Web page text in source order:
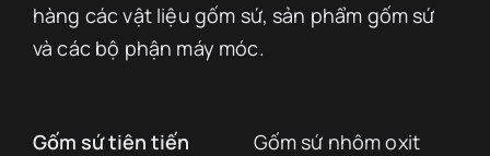
hàng các vật liệu gốm sứ, sản phẩm gốm sứ
và các bộ phận máy móc.
Gốm sứ tiên tiến
Gốm sứ nhôm oxit